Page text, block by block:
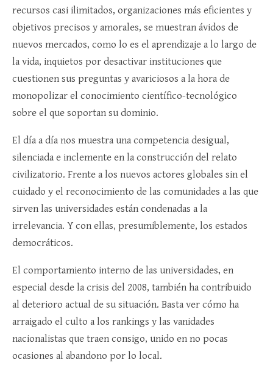
recursos casi ilimitados, organizaciones más eficientes y
objetivos precisos y amorales, se muestran ávidos de
nuevos mercados, como lo es el aprendizaje a lo largo de
la vida, inquietos por desactivar instituciones que
cuestionen sus preguntas y avariciosos a la hora de
monopolizar el conocimiento científico-tecnológico
sobre el que soportan su dominio.
El día a día nos muestra una competencia desigual,
silenciada e inclemente en la construcción del relato
civilizatorio. Frente a los nuevos actores globales sin el
cuidado y el reconocimiento de las comunidades a las que
sirven las universidades están condenadas a la
irrelevancia. Y con ellas, presumiblemente, los estados
democráticos.
El comportamiento interno de las universidades, en
especial desde la crisis del 2008, también ha contribuido
al deterioro actual de su situación. Basta ver cómo ha
arraigado el culto a los rankings y las vanidades
nacionalistas que traen consigo, unido en no pocas
ocasiones al abandono por lo local.